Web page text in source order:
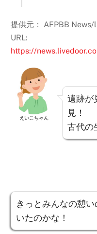
提供元： AFPBB
URL:
https://
えいこちゃん
遺跡が
見！
古代の
きっとみんなの憩
いたのかな！